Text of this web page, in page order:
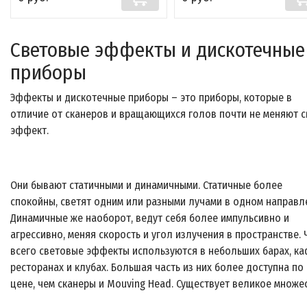
Световые эффекты и дискотечные
приборы
Эффекты и дискотечные приборы – это приборы, которые в
отличие от сканеров и вращающихся голов почти не меняют
эффект.
Они бывают статичными и динамичными. Статичные более
спокойны, светят одним или разными лучами в одном
Динамичные же наоборот, ведут себя более импульсивно и
агрессивно, меняя скорость и угол излучения в
всего световые эффекты используются в небольших барах,
ресторанах и клубах. Большая часть из них более доступна по
цене, чем сканеры и Mouving Head. Существует великое